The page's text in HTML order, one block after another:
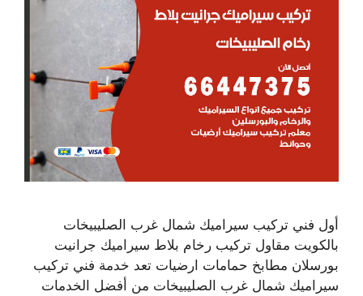
أول فني تركيب سيراميك شمال غرب الصليبيخات
بالكويت مقاول تركيب رخام بلاط سيراميك جرانيت
بورسلان مطابخ حمامات ارضيات تعد خدمة فني تركيب
سيراميك شمال غرب الصليبيخات من أفضل الخدمات